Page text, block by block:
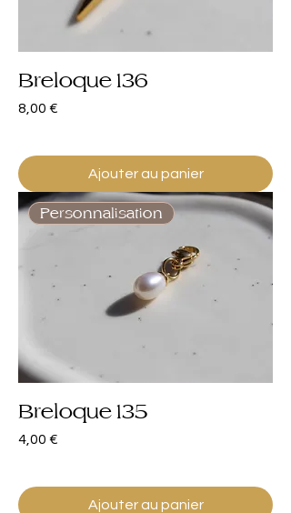
Breloque 136
Prix
8,00 €
Ajouter au panier
Personnalisation
Breloque 135
Prix
4,00 €
Ajouter au panier